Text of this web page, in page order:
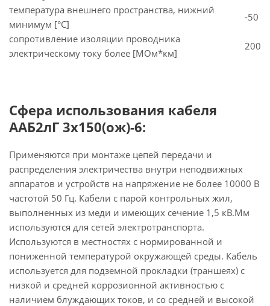
температура внешнего пространства, нижний
минимум [°C]
-50
сопротивление изоляции проводника
электрическому току более [МОм*км]
200
Сфера использования кабеля
ААБ2лГ 3х150(ож)-6:
Применяются при монтаже цепей передачи и
распределения электричества внутри неподвижных
аппаратов и устройств на напряжение не более 10000 В
частотой 50 Гц. Кабели с парой контрольных жил,
выполненных из меди и имеющих сечение 1,5 кВ.Мм
используются для сетей электротранспорта.
Используются в местностях с нормированной и
пониженной температурой окружающей среды. Кабель
используется для подземной прокладки (траншеях) с
низкой и средней коррозионной активностью с
наличием блуждающих токов, и со средней и высокой